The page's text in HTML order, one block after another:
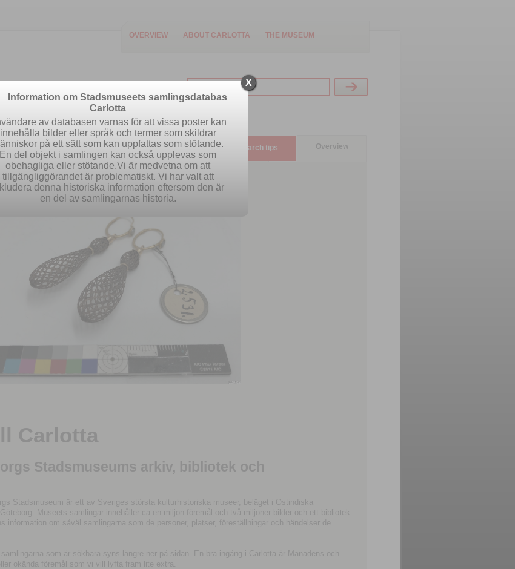
OVERVIEW ABOUT CARLOTTA THE MUSEUM
Easy search Advanced search Search tips Overview
Carlotta
Stadsmuseums arkiv, bibliotek och
Stadsmuseum är ett av Sveriges största kulturhistoriska museer, beläget i Ostindiska
Museets samlingar innehåller ca en miljon föremål och två miljoner bilder och ett bibliotek
information om såväl samlingarna som de personer, platser, föreställningar och händelser de
som är sökbara syns längre ner på sidan. En bra ingång i Carlotta är Månadens och
okända föremål som vi vill lyfta fram lite extra.
X
Information om Stadsmuseets samlingsdatabas
Carlotta
av databasen varnas för att vissa poster kan
innehålla bilder eller språk och termer som skildrar
på ett sätt som kan uppfattas som stötande.
En del objekt i samlingen kan också upplevas som
obehagliga eller stötande.Vi är medvetna om att
tillgängliggörandet är problematiskt. Vi har valt att
denna historiska information eftersom den är
en del av samlingarnas historia.